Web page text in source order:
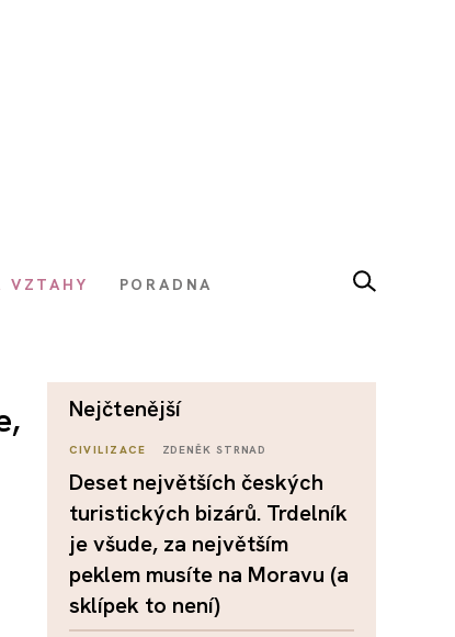
VZTAHY PORADNA
nejčtenější
CIVILIZACE ZDENĚK STRNAD
Deset největších českých
turistických bizárů. Trdelník
je všude, za největším
peklem musíte na Moravu (a
sklípek to není)